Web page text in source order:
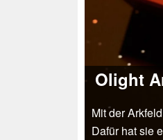
Olight
Mit der
Dafür hat sie